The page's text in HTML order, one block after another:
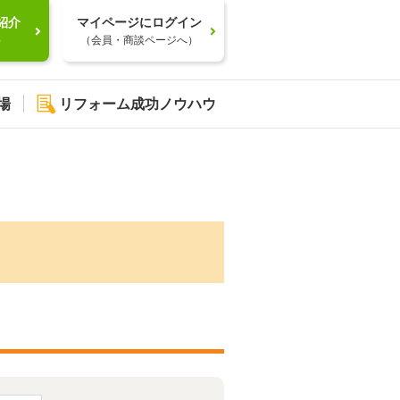
介 マイページにログイン
（会員・商談ページへ）
リフォーム成功ノウハウ